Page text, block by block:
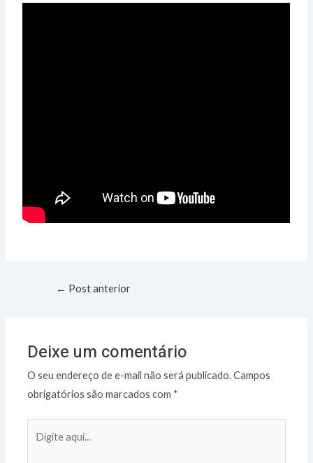
← Post anterior
Deixe um comentário
O seu endereço de e-mail não será publicado.Campos
obrigatórios são marcados com *
aqui...